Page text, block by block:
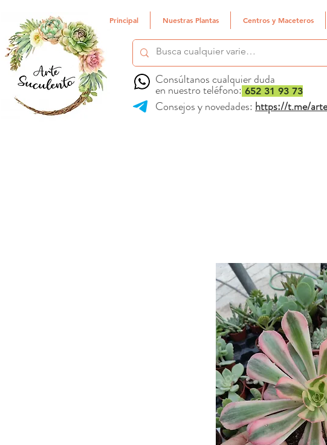
Principal Nuestras Plantas Centros y Maceteros
Consúltanos cualquier duda
en nuestro teléfono: 652 31 93 73
Consejos y novedades: https://t.me/